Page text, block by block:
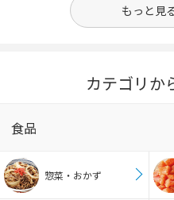
もっと見
カテゴリか
食品
惣菜・おかず